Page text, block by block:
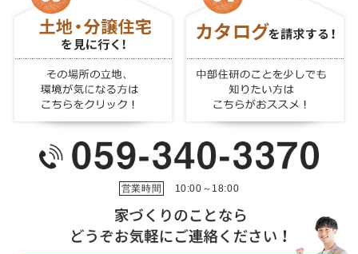
営業時間 10:00～18:00